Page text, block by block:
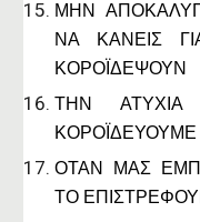
ΜΗΝ
ΝΑ ΚΑΝΕΙΣ
ΚΟΡΟΪΔΕΨΟΥΝ
ΤΗΝ
ΟΤΑΝ ΜΑΣ
ΤΟ